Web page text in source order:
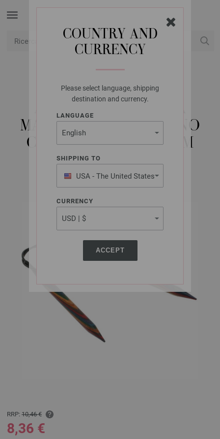
COUNTRY AND
CURRENCY
Please select language, shipping
destination and currency.
LANGUAGE
SHIPPING TO
USA - The United States
of America
CURRENCY
ACCEPT
LANA GROSSA
AGO CIRCOLARE DA
MAGLIA DESIGN-LEGNO
COLOR MIS,10,0/60CM
RRP: 10,46 €
8,36 €